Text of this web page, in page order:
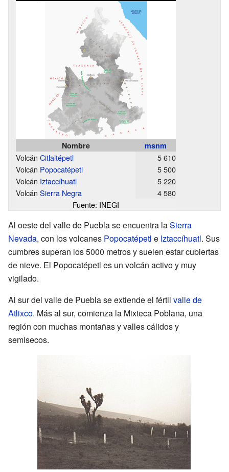
Nombre msnm
Volcán Citlaltépetl
5 610
Volcán Popocatépetl
5 500
Volcán Iztaccíhuatl
5 220
Volcán Sierra Negra
4 580
Fuente: INEGI
Al oeste del valle de Puebla se encuentra laSierra
Nevada, con los volcanes Popocatépetl e Iztaccíhuatl. Sus
cumbres superan los 5000 metros y suelen estar cubiertas
de nieve. El Popocatépetl es un volcán activo y muy
vigilado.
Al sur del valle de Puebla se extiende el fértil valle de
Atlixco. Más al sur, comienza la Mixteca Poblana, una
región con muchas montañas y valles cálidos y
semisecos.